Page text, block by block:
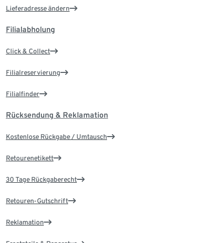
Lieferadresse ändern
Filialabholung
Click & Collect
Filialreservierung
Filialfinder
Rücksendung & Reklamation
Kostenlose Rückgabe / Umtausch
Retourenetikett
30 Tage Rückgaberecht
Retouren-Gutschrift
Reklamation